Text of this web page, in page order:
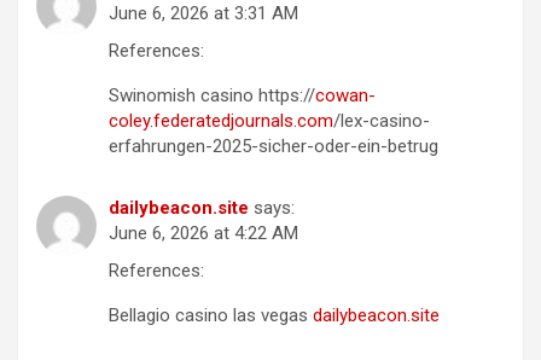
June 6, 2026 at 3:31 AM
References:
Swinomish casino https://cowan-
coley.federatedjournals.com/lex-casino-
erfahrungen-2025-sicher-oder-ein-betrug
dailybeacon.site says:
June 6, 2026 at 4:22 AM
References:
Bellagio casino las vegas dailybeacon.site